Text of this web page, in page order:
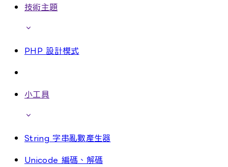
技術主題
PHP 設計模式
小工具
String 字串亂數產生器
Unicode 編碼、解碼